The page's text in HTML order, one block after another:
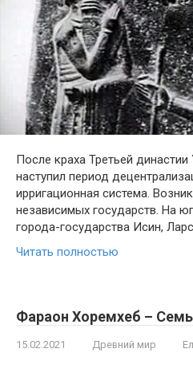
После краха Третьей
наступил период
ирригационная система.
независимых государств. На
города-государства Исин,
Читать полностью
Фараон Хоремхеб –
15.02.2021 Древний мир